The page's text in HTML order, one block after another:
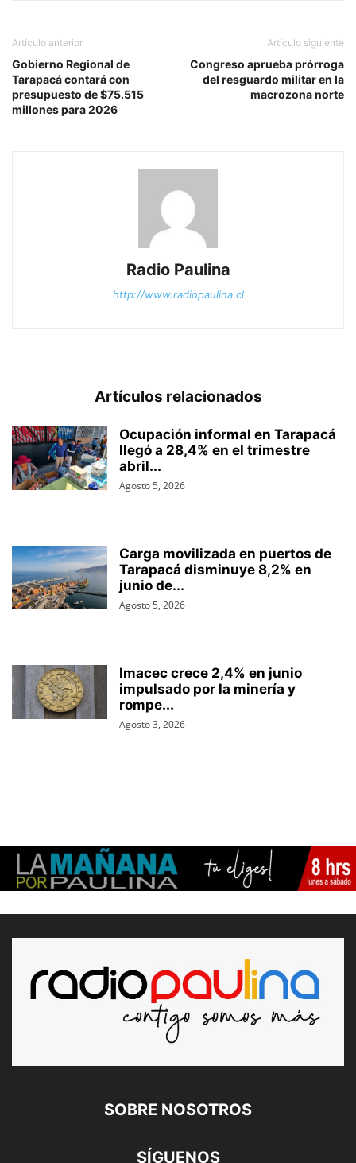
Artículo anterior
Gobierno Regional de
Tarapacá contará con
presupuesto de $75.515
millones para 2026
Artículo siguiente
Congreso aprueba prórroga
del resguardo militar en la
macrozona norte
Radio Paulina
http://www.radiopaulina.cl
Artículos relacionados
Ocupación informal en Tarapacá
llegó a 28,4% en el trimestre
abril...
Agosto 5, 2026
Carga movilizada en puertos de
Tarapacá disminuye 8,2% en
junio de...
Agosto 5, 2026
Imacec crece 2,4% en junio
impulsado por la minería y
rompe...
Agosto 3, 2026
SOBRE NOSOTROS
SÍGUENOS